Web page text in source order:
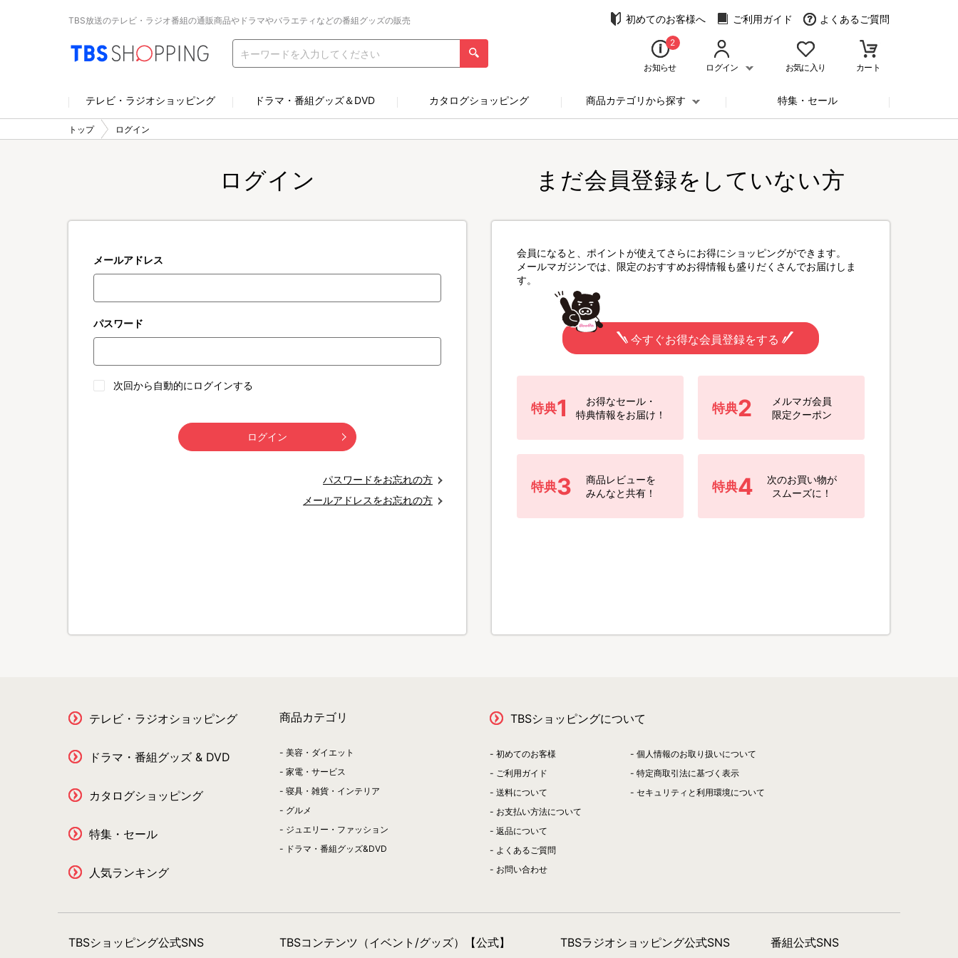
TBS放送のテレビ・ラジオ番組の通販商品やドラマやバラエティなどの番組グッズの販売 初めてのお客様へ ご利用ガイド よくあるご質問
2
お知らせ ログイン お気に入り カート
テレビ・ラジオショッピング ドラマ・番組グッズ＆DVD カタログショッピング 商品カテゴリから探す 特集・セール
トップ ログイン
ログイン
メールアドレス
パスワード
次回から自動的にログインする
ログイン
パスワードをお忘れの方
メールアドレスをお忘れの方
まだ会員登録をしていない方
会員になると、ポイントが使えてさらにお得にショッピングができます。
メールマガジンでは、限定のおすすめお得情報も盛りだくさんでお届けしま
す。
今すぐお得な会員登録をする
特典1
お得なセール・
特典情報をお届け！
特典2
メルマガ会員
限定クーポン
特典3
商品レビューを
みんなと共有！
特典4
次のお買い物が
スムーズに！
テレビ・ラジオショッピング
ドラマ・番組グッズ & DVD
カタログショッピング
特集・セール
人気ランキング
商品カテゴリ
美容・ダイエット
家電・サービス
寝具・雑貨・インテリア
グルメ
ジュエリー・ファッション
ドラマ・番組グッズ&DVD
TBSショッピングについて
初めてのお客様
ご利用ガイド
送料について
お支払い方法について
返品について
よくあるご質問
お問い合わせ
個人情報のお取り扱いについて
特定商取引法に基づく表示
セキュリティと利用環境について
TBSショッピング公式SNS TBSコンテンツ（イベント/グッズ）【公式】 TBSラジオショッピング公式SNS 番組公式SNS